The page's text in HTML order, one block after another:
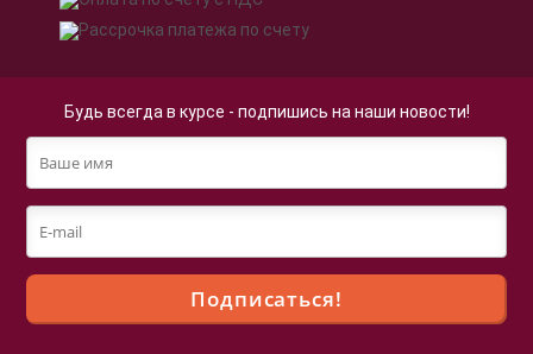
Будь всегда в курсе - подпишись на наши новости!